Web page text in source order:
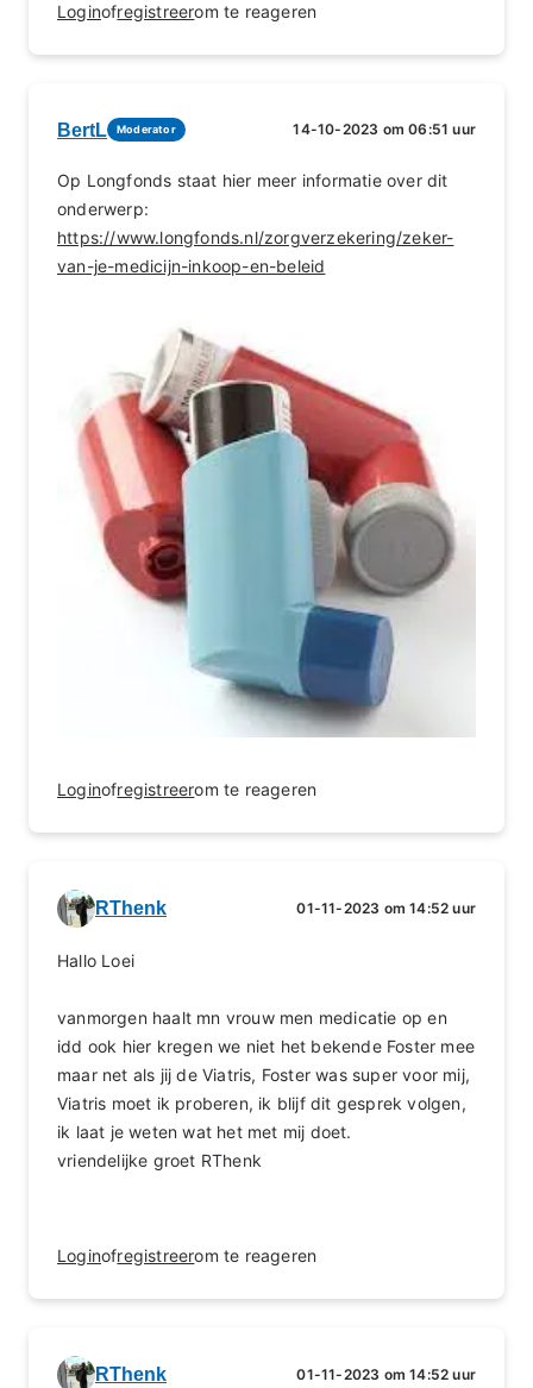
Loginofregistreerom te reageren
BertL Moderator 14-10-2023 om 06:51 uur
Op Longfonds staat hier meer informatie over dit
onderwerp:
https://www.longfonds.nl/zorgverzekering/zeker-
van-je-medicijn-inkoop-en-beleid
Loginofregistreerom te reageren
RThenk 01-11-2023 om 14:52 uur
Hallo Loei
vanmorgen haalt mn vrouw men medicatie op en
idd ook hier kregen we niet het bekende Foster mee
maar net als jij de Viatris, Foster was super voor mij,
Viatris moet ik proberen, ik blijf dit gesprek volgen,
ik laat je weten wat het met mij doet.
vriendelijke groet RThenk
Loginofregistreerom te reageren
RThenk 01-11-2023 om 14:52 uur